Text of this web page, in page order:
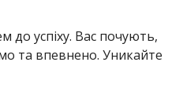
до успіху. Вас почують,
та впевнено. Уникайте